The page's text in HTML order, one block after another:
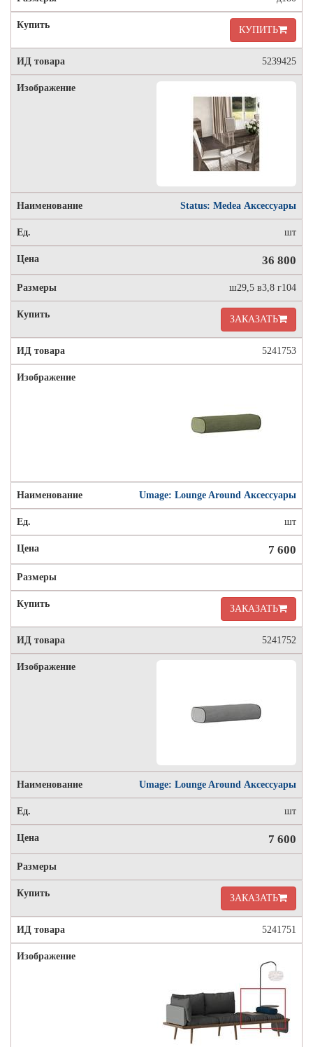
КУПИТЬ
5239425
Status: Medea Аксессуары
шт
36 800
ш29,5 в3,8 г104
ЗАКАЗАТЬ
5241753
Umage: Lounge Around Аксессуары
шт
7 600
ЗАКАЗАТЬ
5241752
Umage: Lounge Around Аксессуары
шт
7 600
ЗАКАЗАТЬ
5241751